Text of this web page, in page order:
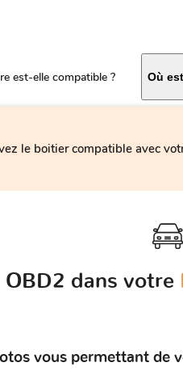
est-elle compatible ? Où
le boitier compatible avec
OBD2 dans votre
vous permettant